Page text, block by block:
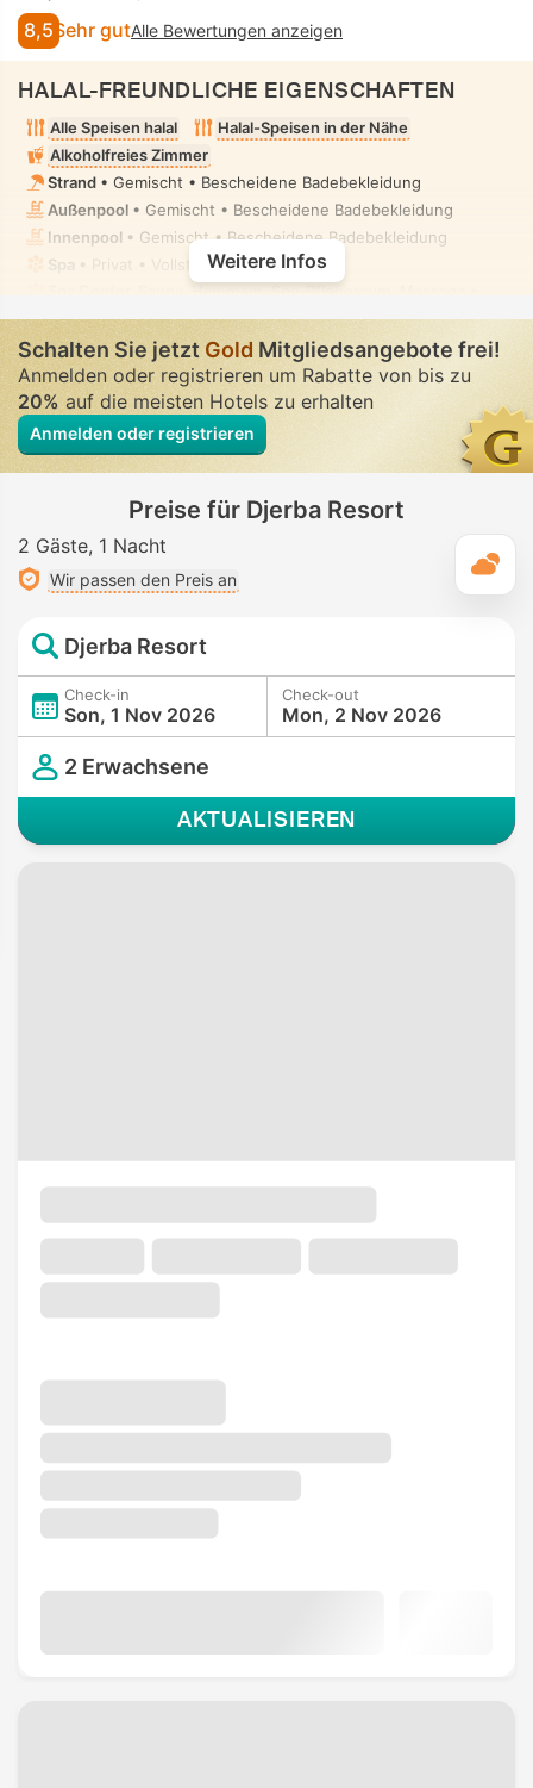
8,5 Sehr gutAlle Bewertungen anzeigen
HALAL-FREUNDLICHE EIGENSCHAFTEN
Alle Speisen halal
Halal-Speisen in der Nähe
Alkoholfreies Zimmer
Strand • Gemischt • Bescheidene Badebekleidung
Außenpool • Gemischt • Bescheidene Badebekleidung
Innenpool • Gemischt • Bescheidene Badebekleidung
Spa
• Privat • Vollständig uneinsehbar
Bidet-Handbrause• In allen Zimmern
Weitere Infos
Schalten Sie jetztGold Mitgliedsangebote frei!
Anmelden oder registrieren um Rabatte von bis zu
20%auf die meisten Hotels zu erhalten
Anmelden oder registrieren
Preise für Djerba Resort
2 Gäste 1 Nacht
Wir passen den Preis an
Djerba Resort
Check-in
Son, 1 Nov 2026
Check-out
Mon, 2 Nov 2026
2 Erwachsene
AKTUALISIEREN